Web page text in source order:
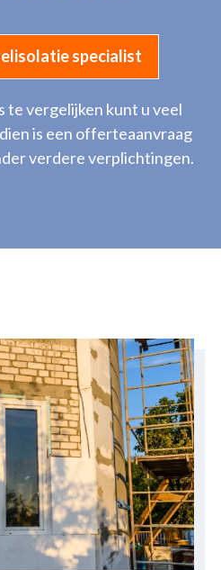
specialist
vergelijken kunt u veel
is een offerteaanvraag
verdere verplichtingen.